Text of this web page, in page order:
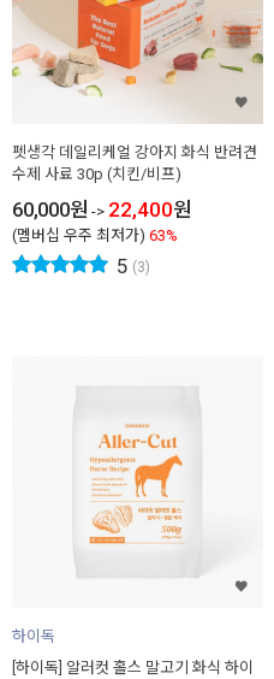
펫생각 데일리케얼 강아지 화식 반려견
수제 사료 30p (치킨/비프)
60,000원 -> 22,400원
(멤버십 우주 최저가) 63%
5 (3)
하이독
[하이독] 알러컷 홀스 말고기 화식 하이